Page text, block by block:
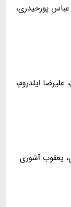
عباس پورحیدری،
ایلدروم،
یعقوب آشوری